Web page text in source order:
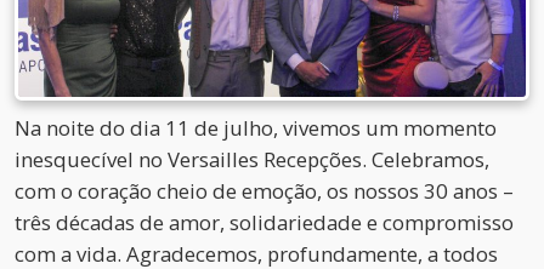
Na noite do dia 11 de julho, vivemos um momento
inesquecível no Versailles Recepções. Celebramos,
com o coração cheio de emoção, os nossos 30 anos –
três décadas de amor, solidariedade e compromisso
com a vida. Agradecemos, profundamente, a todos